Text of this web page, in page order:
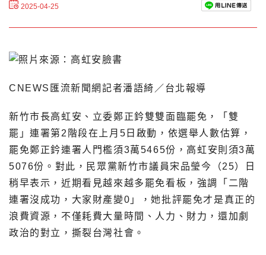
2025-04-25
CNEWS匯流新聞網記者潘語綺／台北報導
新竹市長高虹安、立委鄭正鈐雙雙面臨罷免，「雙
罷」連署第2階段在上月5日啟動，依選舉人數估算，
罷免鄭正鈐連署人門檻須3萬5465份，高虹安則須3萬
5076份。對此，民眾黨新竹市議員宋品瑩今（25）日
稍早表示，近期看見越來越多罷免看板，強調「二階
連署沒成功，大家財產變0」，她批評罷免才是真正的
浪費資源，不僅耗費大量時間、人力、財力，還加劇
政治的對立，撕裂台灣社會。